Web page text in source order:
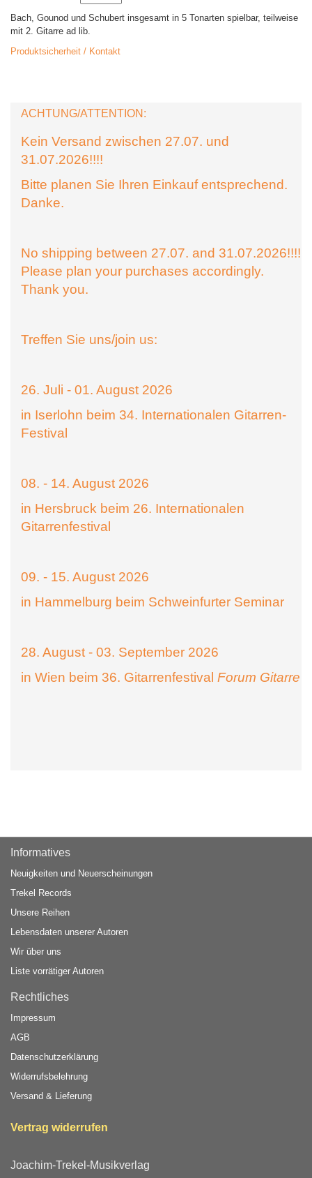
Bach, Gounod und Schubert insgesamt in 5 Tonarten spielbar, teilweise
mit 2. Gitarre ad lib.
Produktsicherheit / Kontakt
ACHTUNG/ATTENTION:
Kein Versand zwischen 27.07. und
31.07.2026!!!!
Bitte planen Sie Ihren Einkauf entsprechend.
Danke.
No shipping between 27.07. and 31.07.2026!!!!
Please plan your purchases accordingly.
Thank you.
Treffen Sie uns/join us:
26. Juli - 01. August 2026
in Iserlohn beim 34. Internationalen Gitarren-
Festival
08. - 14. August 2026
in Hersbruck beim 26. Internationalen
Gitarrenfestival
09. - 15. August 2026
in Hammelburg beim Schweinfurter Seminar
28. August - 03. September 2026
in Wien beim 36. Gitarrenfestival Forum Gitarre
Informatives
Neuigkeiten und Neuerscheinungen
Trekel Records
Unsere Reihen
Lebensdaten unserer Autoren
Wir über uns
Liste vorrätiger Autoren
Rechtliches
Impressum
AGB
Datenschutzerklärung
Widerrufsbelehrung
Versand & Lieferung
Vertrag widerrufen
Joachim-Trekel-Musikverlag